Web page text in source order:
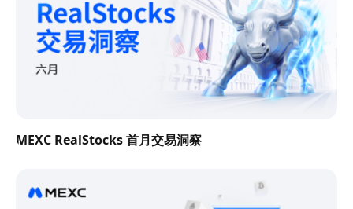
MEXC RealStocks 首月交易洞察